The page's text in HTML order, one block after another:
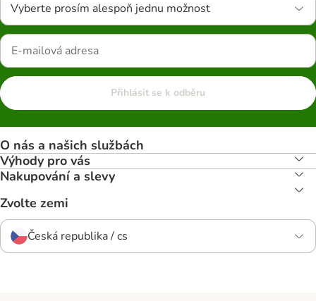
Vyberte prosím alespoň jednu možnost
Přihlásit se k odběru
O nás a našich službách
Výhody pro vás
Nakupování a slevy
Zvolte zemi
Česká republika / cs